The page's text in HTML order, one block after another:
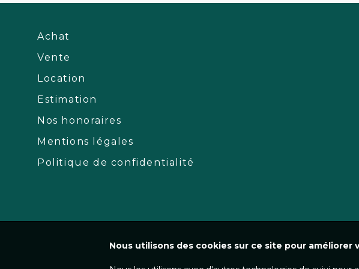
Achat
Vente
Location
Estimation
Nos honoraires
Mentions légales
Politique de confidentialité
Nous utilisons des cookies sur ce site pour